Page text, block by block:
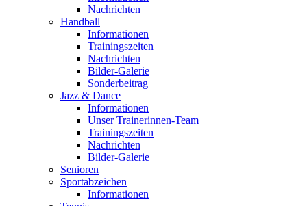
Nachrichten
Handball
Informationen
Trainingszeiten
Nachrichten
Bilder-Galerie
Sonderbeitrag
Jazz & Dance
Informationen
Unser Trainerinnen-Team
Trainingszeiten
Nachrichten
Bilder-Galerie
Senioren
Sportabzeichen
Informationen